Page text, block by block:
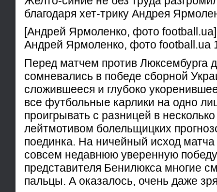
благодаря хет-трику Андрея
[Андрей Ярмоленко, фото football.ua]
Андрей Ярмоленко, фото football.ua
Перед матчем против Люксембурга
сомневались в победе сборной
сложившееся и глубоко
все футбольные карлики на одно
проигрывать с разницей в
лейтмотивом болельщицких
поединка. На ничейный исход
совсем недавнюю уверенную
представителя Бенилюкса многие
пальцы. А оказалось, очень даже